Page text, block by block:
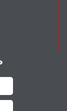
0700000415
0700000420